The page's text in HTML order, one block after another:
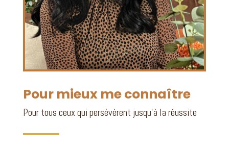
Pour mieux me connaître
Pour tous ceux qui persévèrent jusqu’à la réussite